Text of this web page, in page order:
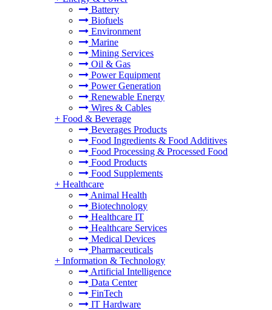
Battery
Biofuels
Environment
Marine
Mining Services
Oil & Gas
Power Equipment
Power Generation
Renewable Energy
Wires & Cables
+ Food & Beverage
Beverages Products
Food Ingredients & Food Additives
Food Processing & Processed Food
Food Products
Food Supplements
+ Healthcare
Animal Health
Biotechnology
Healthcare IT
Healthcare Services
Medical Devices
Pharmaceuticals
+ Information & Technology
Artificial Intelligence
Data Center
FinTech
IT Hardware